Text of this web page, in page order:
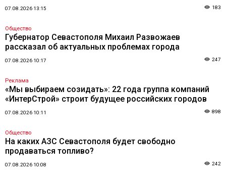
07.08.2026 13:15 183
Общество
Губернатор Севастополя Михаил Развожаев
рассказал об актуальных проблемах города
07.08.2026 10:17 247
Реклама
«Мы выбираем созидать»: 22 года группа компаний
«ИнтерСтрой» строит будущее российских городов
07.08.2026 10:11 898
Общество
На каких АЗС Севастополя будет свободно
продаваться топливо?
07.08.2026 10:08 242